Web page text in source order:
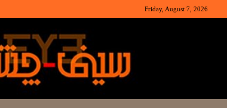
Friday, August 7, 2026